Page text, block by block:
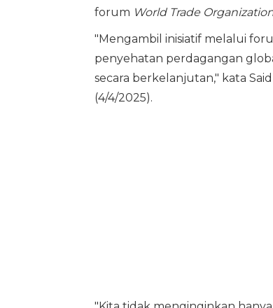
forum World Trade
"Mengambil inisiatif melalui
penyehatan perdagangan
secara berkelanjutan," kata
(4/4/2025).